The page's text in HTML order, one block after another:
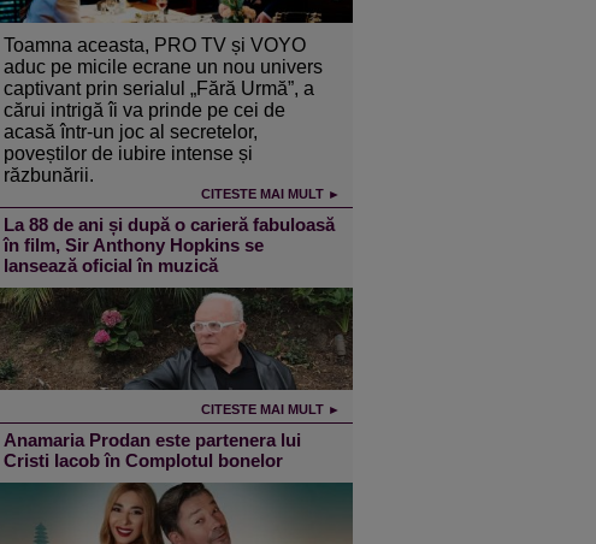
Toamna aceasta, PRO TV și VOYO
aduc pe micile ecrane un nou univers
captivant prin serialul „Fără Urmă”, a
cărui intrigă îi va prinde pe cei de
acasă într-un joc al secretelor,
poveștilor de iubire intense și
răzbunării.
CITESTE MAI MULT ►
La 88 de ani și după o carieră fabuloasă
în film, Sir Anthony Hopkins se
lansează oficial în muzică
CITESTE MAI MULT ►
Anamaria Prodan este partenera lui
Cristi Iacob în Complotul bonelor